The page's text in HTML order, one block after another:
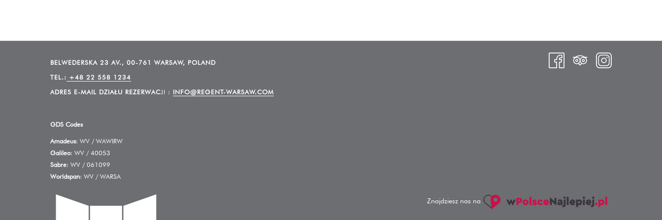
Znajdziesz nas na
BELWEDERSKA 23 AV., 00-761 WARSAW, POLAND
TEL.: +48 22 558 1234
ADRES E-MAIL DZIAŁU REZERWACJI : INFO@REGENT-WARSAW.COM
GDS Codes
Amadeus: WV / WAWIRW
Galileo: WV / 40053
Sabre: WV / 061099
Worldspan: WV / WARSA